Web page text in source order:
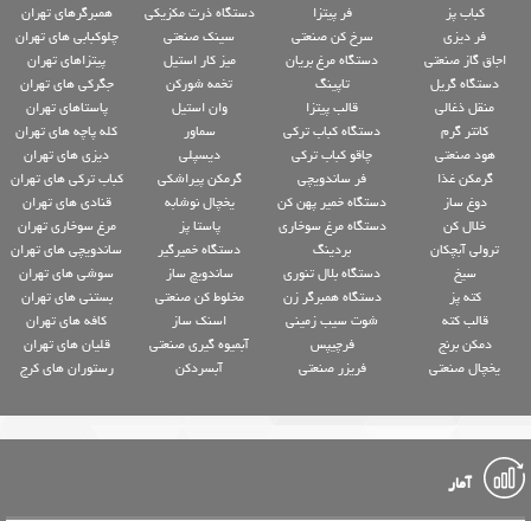
کباب پز
فر دیزی
اجاق گاز صنعتی
دستگاه گریل
منقل ذغالی
کانتر گرم
هود صنعتی
گرمکن غذا
دوغ ساز
خلال کن
ترولی آبچکان
سیخ
کته پز
قالب کته
دمکن برنج
یخچال صنعتی
فر پیتزا
سرخ کن صنعتی
دستگاه مرغ بریان
تاپینگ
قالب پیتزا
دستگاه کباب ترکی
چاقو کباب ترکی
فر ساندویچی
دستگاه خمیر پهن کن
دستگاه مرغ سوخاری
بردینگ
دستگاه بلال تنوری
دستگاه همبرگر زن
شوت سیب زمینی
فرچیپس
فریزر صنعتی
دستگاه ذرت مکزیکی
سینک صنعتی
میز کار استیل
تخمه شورکن
وان استیل
سماور
دیسپلی
گرمکن پیراشکی
یخچال نوشابه
پاستا پز
دستگاه خمیرگیر
ساندویچ ساز
مخلوط کن صنعتی
اسنک ساز
آبمیوه گیری صنعتی
آبسردکن
همبرگرهای تهران
چلوکبابی های تهران
پیتزاهای تهران
جگرکی های تهران
پاستاهای تهران
کله پاچه های تهران
دیزی های تهران
کباب ترکی های تهران
قنادی های تهران
مرغ سوخاری تهران
ساندویچی های تهران
سوشی های تهران
بستنی های تهران
کافه های تهران
قلیان های تهران
رستوران های کرج
آمار